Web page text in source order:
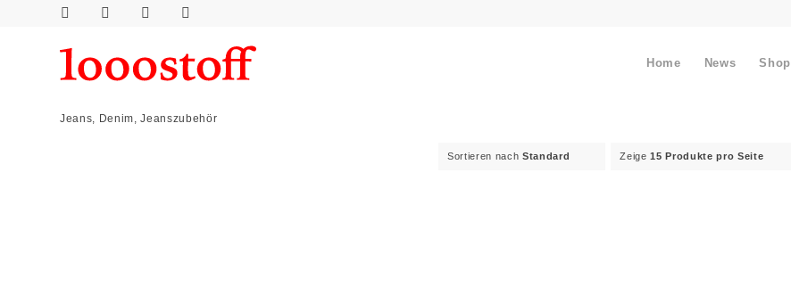
Home News Shop
Jeans, Denim, Jeanszubehör
Sortieren nach Standard Zeige15 Produkte pro Seite